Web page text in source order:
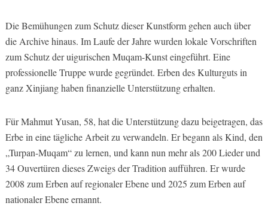
Die Bemühungen zum Schutz dieser Kunstform gehen auch über
die Archive hinaus. Im Laufe der Jahre wurden lokale Vorschriften
zum Schutz der uigurischen Muqam-Kunst eingeführt. Eine
professionelle Truppe wurde gegründet. Erben des Kulturguts in
ganz Xinjiang haben finanzielle Unterstützung erhalten.
Für Mahmut Yusan, 58, hat die Unterstützung dazu beigetragen, das
Erbe in eine tägliche Arbeit zu verwandeln. Er begann als Kind, den
„Turpan-Muqam“ zu lernen, und kann nun mehr als 200 Lieder und
34 Ouvertüren dieses Zweigs der Tradition aufführen. Er wurde
2008 zum Erben auf regionaler Ebene und 2025 zum Erben auf
nationaler Ebene ernannt.